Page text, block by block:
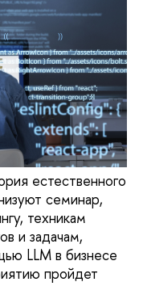
естественного
семинар,
техникам
и задачам,
LLM в бизнесе
пройдет